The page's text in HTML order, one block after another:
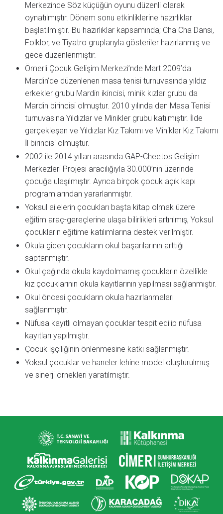
Merkezinde Söz küçüğün oyunu düzenli olarak
oynatılmıştır. Dönem sonu etkinliklerine hazırlıklar
başlatılmıştır. Bu hazırlıklar kapsamında; Cha Cha Dansı,
Folklor, ve Tiyatro gruplarıyla gösteriler hazırlanmış ve
gece düzenlenmiştir.
Ömerli Çocuk Gelişim Merkezi’nde Mart 2009’da
Mardin’de düzenlenen masa tenisi turnuvasında yıldız
erkekler grubu Mardin ikincisi, minik kızlar grubu da
Mardin birincisi olmuştur. 2010 yılında den Masa Tenisi
turnuvasına Yıldızlar ve Minikler grubu katılmıştır. İlde
gerçekleşen ve Yıldızlar Kız Takımı ve Minikler Kız Takımı
İl birincisi olmuştur.
2002 ile 2014 yılları arasında GAP-Cheetos Gelişim
Merkezleri Projesi aracılığıyla 30.000’nin üzerinde
çocuğa ulaşılmıştır. Ayrıca birçok çocuk açık kapı
programlarından yararlanmıştır.
Yoksul ailelerin çocukları başta kitap olmak üzere
eğitim araç-gereçlerine ulaşa bilirlikleri artırılmış, Yoksul
çocukların eğitime katılımlarına destek verilmiştir.
Okula giden çocukların okul başarılarının arttığı
saptanmıştır.
Okul çağında okula kaydolmamış çocukların özellikle
kız çocuklarının okula kayıtlarının yapılması sağlanmıştır.
Okul öncesi çocukların okula hazırlanmaları
sağlanmıştır.
Nüfusa kayıtlı olmayan çocuklar tespit edilip nüfusa
kayıtları yapılmıştır.
Çocuk işçiliğinin önlenmesine katkı sağlanmıştır.
Yoksul çocuklar ve haneler lehine model oluşturulmuş
ve sinerji örnekleri yaratılmıştır.